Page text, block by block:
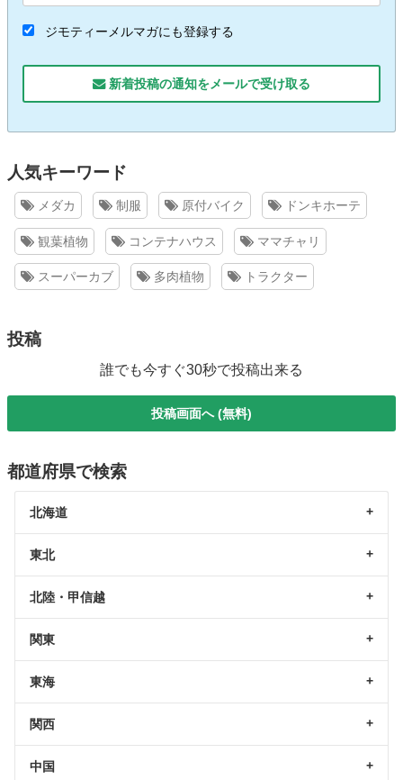
ジモティーメルマガにも登録する
新着投稿の通知をメールで受け取る
人気キーワード
メダカ 制服 原付バイク ドンキホーテ
観葉植物 コンテナハウス ママチャリ
スーパーカブ 多肉植物 トラクター
投稿
誰でも今すぐ30秒で投稿出来る
投稿画面へ (無料)
都道府県で検索
北海道
東北
北陸・甲信越
関東
東海
関西
中国